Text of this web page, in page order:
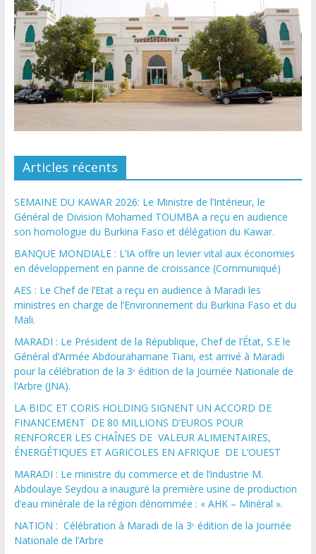
Articles récents
SEMAINE DU KAWAR 2026: Le Ministre de l’Intérieur, le
Général de Division Mohamed TOUMBA a reçu en audience
son homologue du Burkina Faso et délégation du Kawar.
BANQUE MONDIALE : L’IA offre un levier vital aux économies
en développement en panne de croissance (Communiqué)
AES : Le Chef de l’Etat a reçu en audience à Maradi les
ministres en charge de l’Environnement du Burkina Faso et du
Mali.
MARADI : Le Président de la République, Chef de l’État, S.E le
Général d’Armée Abdourahamane Tiani, est arrivé à Maradi
pour la célébration de la 3ᵉ édition de la Journée Nationale de
l’Arbre (JNA).
LA BIDC ET CORIS HOLDING SIGNENT UN ACCORD DE
FINANCEMENT DE 80 MILLIONS D’EUROS POUR
RENFORCER LES CHAÎNES DE VALEUR ALIMENTAIRES,
ÉNERGÉTIQUES ET AGRICOLES EN AFRIQUE DE L’OUEST
MARADI : Le ministre du commerce et de l’industrie M.
Abdoulaye Seydou a inauguré la première usine de production
d’eau minérale de la région dénommée : « AHK – Minéral ».
NATION : Célébration à Maradi de la 3ᵉ édition de la Journée
Nationale de l’Arbre